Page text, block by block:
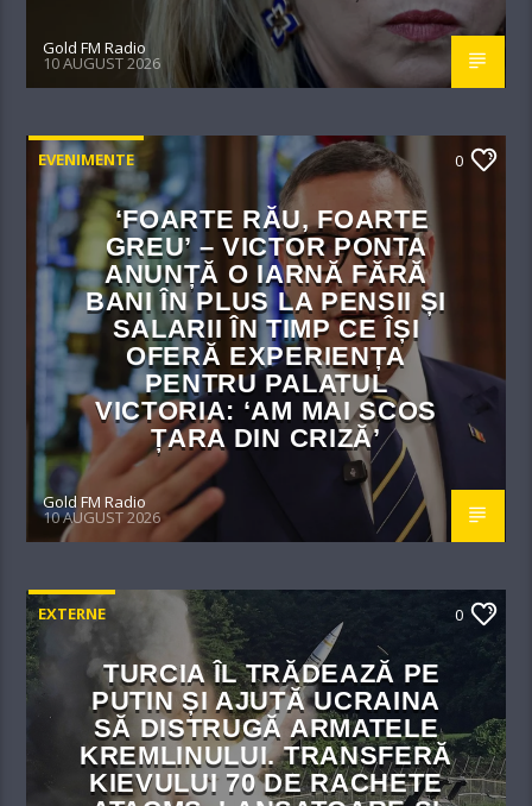
Gold FM Radio
10 AUGUST 2026
EVENIMENTE 0
‘FOARTE RĂU, FOARTE
GREU’ – VICTOR PONTA
ANUNȚĂ O IARNĂ FĂRĂ
BANI ÎN PLUS LA PENSII ȘI
SALARII ÎN TIMP CE ÎȘI
OFERĂ EXPERIENȚA
PENTRU PALATUL
VICTORIA: ‘AM MAI SCOS
ȚARA DIN CRIZĂ’
Gold FM Radio
10 AUGUST 2026
EXTERNE 0
TURCIA ÎL TRĂDEAZĂ PE
PUTIN ȘI AJUTĂ UCRAINA
SĂ DISTRUGĂ ARMATELE
KREMLINULUI. TRANSFERĂ
KIEVULUI 70 DE RACHETE